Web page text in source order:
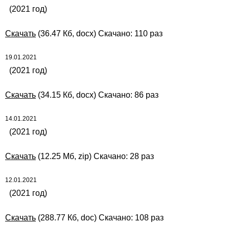
(2021 год)
Скачать (36.47 Кб, docx) Скачано: 110 раз
19.01.2021
(2021 год)
Скачать (34.15 Кб, docx) Скачано: 86 раз
14.01.2021
(2021 год)
Скачать (12.25 Мб, zip) Скачано: 28 раз
12.01.2021
(2021 год)
Скачать (288.77 Кб, doc) Скачано: 108 раз